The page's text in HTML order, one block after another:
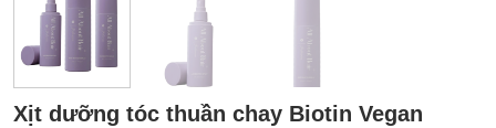
Xịt dưỡng tóc thuần chay Biotin Vegan